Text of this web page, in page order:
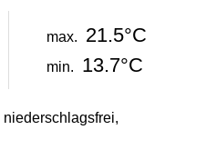
max. 21.5°C
min. 13.7°C